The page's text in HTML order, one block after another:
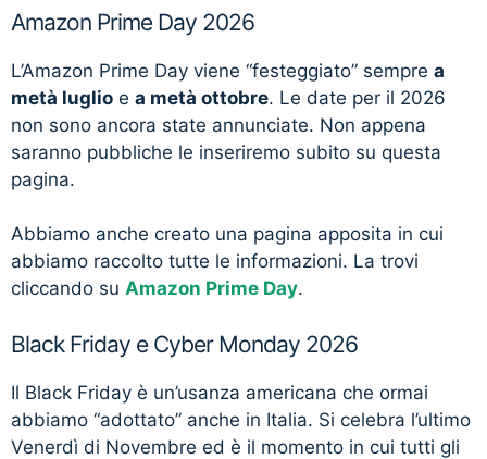
Amazon Prime Day 2026
L’Amazon Prime Day viene “festeggiato” sempre a
metà luglio e a metà ottobre. Le date per il 2026
non sono ancora state annunciate. Non appena
saranno pubbliche le inseriremo subito su questa
pagina.
Abbiamo anche creato una pagina apposita in cui
abbiamo raccolto tutte le informazioni. La trovi
cliccando su Amazon Prime Day.
Black Friday e Cyber Monday 2026
Il Black Friday è un’usanza americana che ormai
abbiamo “adottato” anche in Italia. Si celebra l’ultimo
Venerdì di Novembre ed è il momento in cui tutti gli